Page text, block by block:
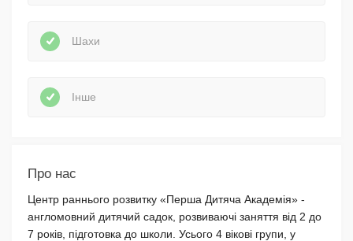
Шахи
Інше
Про нас
Центр раннього розвитку «Перша Дитяча Академія» -
англомовний дитячий садок, розвиваючі заняття від 2 до
7 років, підготовка до школи. Усього 4 вікові групи, у